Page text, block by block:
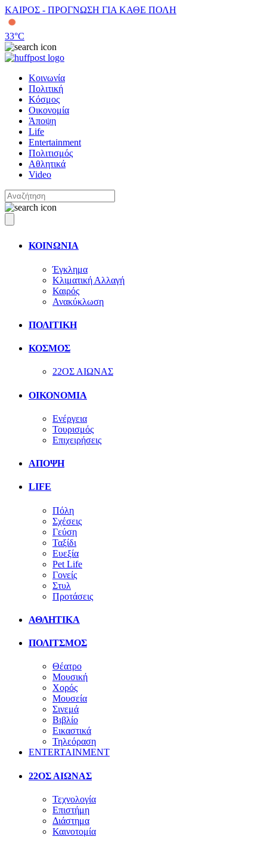
ΚΑΙΡΟΣ - ΠΡΟΓΝΩΣΗ ΓΙΑ ΚΑΘΕ ΠΟΛΗ
33°C
Κοινωνία
Πολιτική
Κόσμος
Οικονομία
Άποψη
Life
Entertainment
Πολιτισμός
Αθλητικά
Video
ΚΟΙΝΩΝΙΑ
Έγκλημα
Κλιματική Αλλαγή
Καιρός
Ανακύκλωση
ΠΟΛΙΤΙΚΗ
ΚΟΣΜΟΣ
22ΟΣ ΑΙΩΝΑΣ
ΟΙΚΟΝΟΜΙΑ
Ενέργεια
Τουρισμός
Επιχειρήσεις
ΑΠΟΨΗ
LIFE
Πόλη
Σχέσεις
Γεύση
Ταξίδι
Ευεξία
Pet Life
Γονείς
Στυλ
Προτάσεις
ΑΘΛΗΤΙΚΑ
ΠΟΛΙΤΣΜΟΣ
Θέατρο
Μουσική
Χορός
Μουσεία
Σινεμά
Βιβλίο
Εικαστικά
Τηλεόραση
ENTERTAINMENT
22ΟΣ ΑΙΩΝΑΣ
Τεχνολογία
Επιστήμη
Διάστημα
Καινοτομία